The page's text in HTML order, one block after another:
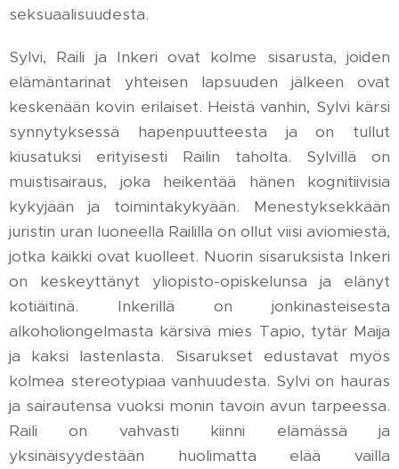
seksuaalisuudesta.
Sylvi, Raili ja Inkeri ovat kolme sisarusta, joiden
elämäntarinat yhteisen lapsuuden jälkeen ovat
keskenään kovin erilaiset. Heistä vanhin, Sylvi kärsi
synnytyksessä hapenpuutteesta ja on tullut
kiusatuksi erityisesti Railin taholta. Sylvillä on
muistisairaus, joka heikentää hänen kognitiivisia
kykyjään ja toimintakykyään. Menestyksekkään
juristin uran luoneella Raililla on ollut viisi aviomiestä,
jotka kaikki ovat kuolleet. Nuorin sisaruksista Inkeri
on keskeyttänyt yliopisto-opiskelunsa ja elänyt
kotiäitinä. Inkerillä on jonkinasteisesta
alkoholiongelmasta kärsivä mies Tapio, tytär Maija
ja kaksi lastenlasta. Sisarukset edustavat myös
kolmea stereotypiaa vanhuudesta. Sylvi on hauras
ja sairautensa vuoksi monin tavoin avun tarpeessa.
Raili on vahvasti kiinni elämässä ja
yksinäisyydestään huolimatta elää vailla